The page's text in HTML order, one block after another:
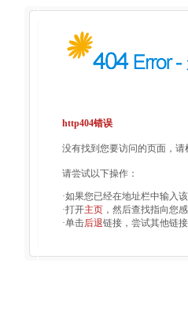
http404错误
没有找到您要访问的页面，
请尝试以下操作：
·如果您已经在地址栏中输入
·打开主页 ，然后查找指向您
·单击后退链接，尝试其他链